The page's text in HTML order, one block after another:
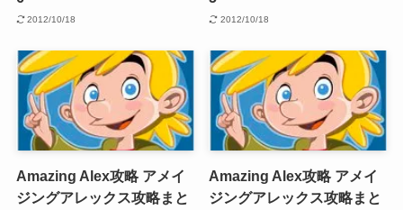
2012/10/18 2012/10/18
Amazing Alex攻略 アメイ
ジングアレックス攻略まと
Amazing Alex攻略 アメイ
ジングアレックス攻略まと